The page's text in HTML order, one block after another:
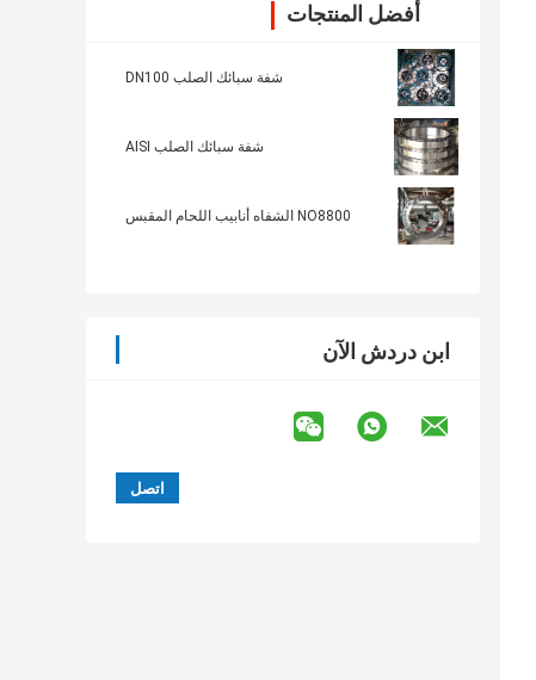
أفضل المنتجات
شفة سبائك الصلب DN100
شفة سبائك الصلب AISI
NO8800 الشفاه أنابيب اللحام المقبس
ابن دردش الآن